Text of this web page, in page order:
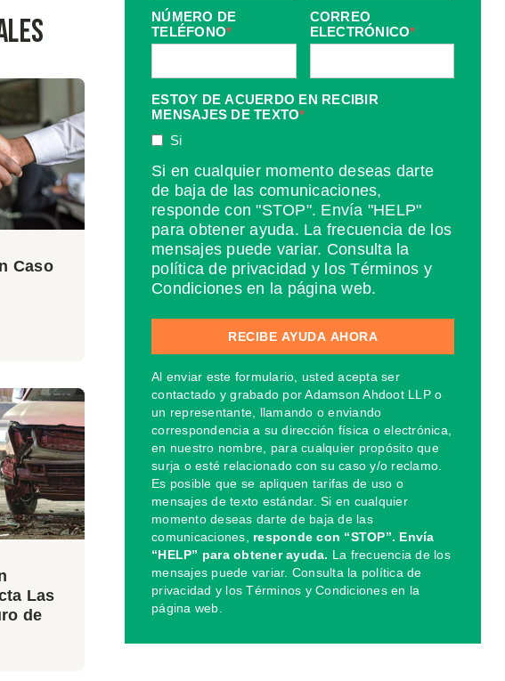
Caso
Las
de
NÚMERO DE
TELÉFONO*
CORREO
ELECTRÓNICO*
ESTOY DE ACUERDO EN RECIBIR
MENSAJES DE TEXTO*
Si
Si en cualquier momento deseas darte
de baja de las comunicaciones,
responde con "STOP". Envía "HELP"
para obtener ayuda. La frecuencia de los
mensajes puede variar. Consulta la
política de privacidad y los Términos y
Condiciones en la página web.
Al enviar este formulario, usted acepta ser
contactado y grabado por Adamson Ahdoot LLP o
un representante, llamando o enviando
correspondencia a su dirección física o electrónica,
en nuestro nombre, para cualquier propósito que
surja o esté relacionado con su caso y/o reclamo.
Es posible que se apliquen tarifas de uso o
mensajes de texto estándar. Si en cualquier
momento deseas darte de baja de las
comunicaciones, responde con “STOP”. Envía
“HELP” para obtener ayuda. La frecuencia de los
mensajes puede variar. Consulta la política de
privacidad y los Términos y Condiciones en la
página web.